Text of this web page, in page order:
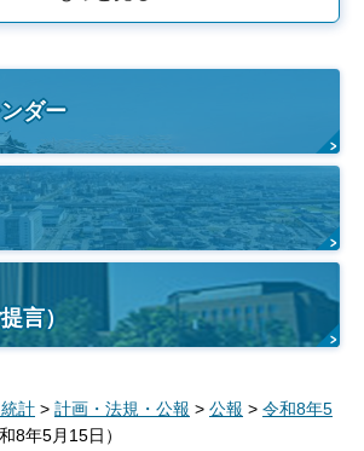
ダー
言）
計 > 計画・法規・公報 > 公報 > 令和8年5
8年5月15日）